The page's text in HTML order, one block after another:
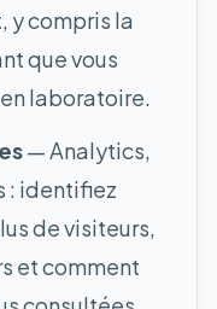
y compris la
que vous
laboratoire.
— Analytics,
: identifiez
de visiteurs,
et comment